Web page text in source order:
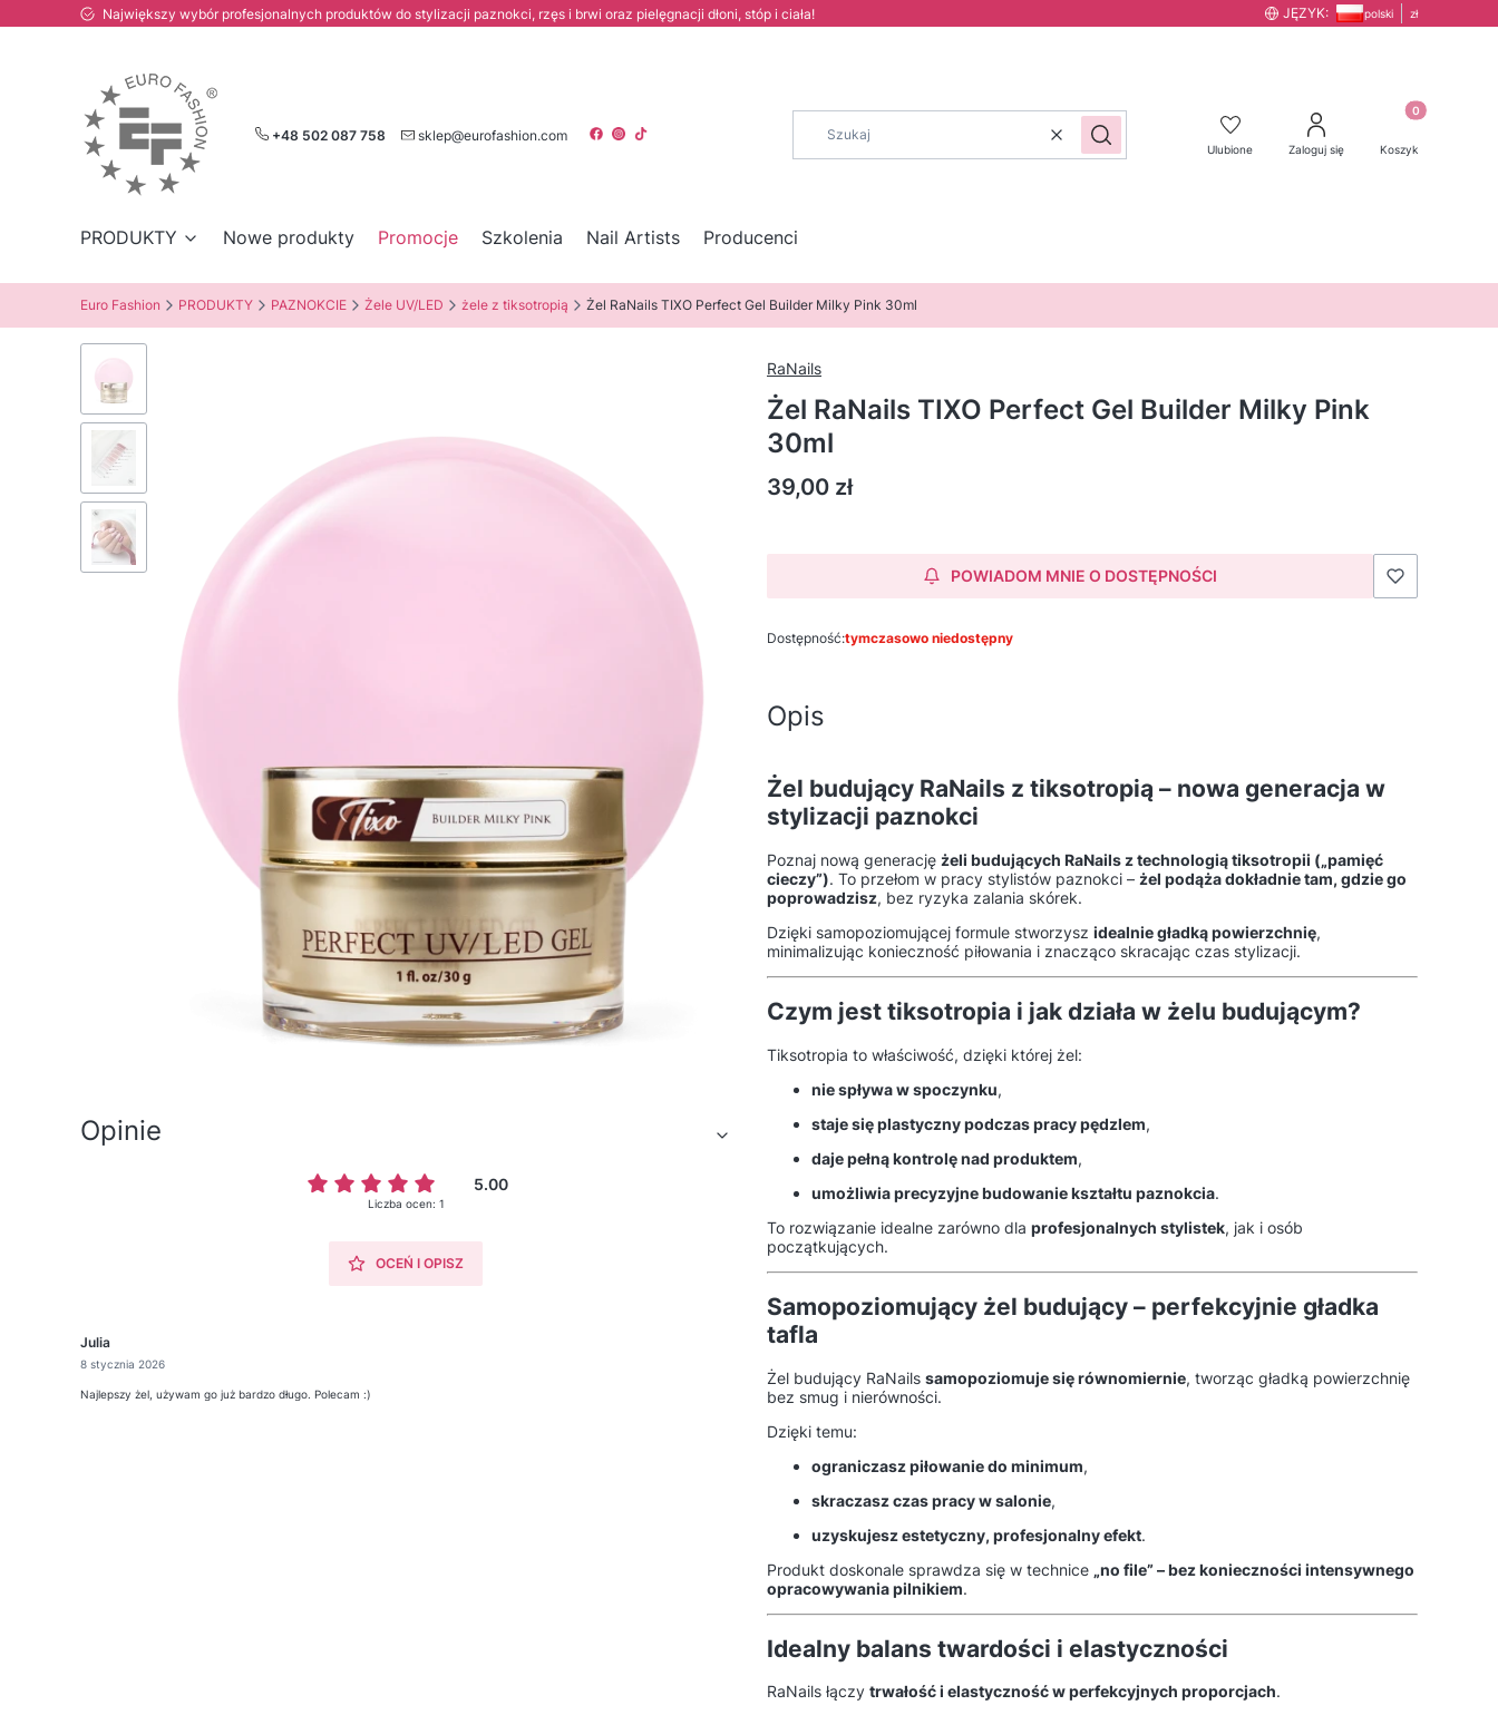
Największy wybór profesjonalnych produktów do stylizacji paznokci, rzęs i brwi oraz pielęgnacji dłoni, stóp i ciała! JĘZYK: polski zł
+48 502 087 758 sklep@eurofashion.com WyczyśćSzukaj Ulubione Zaloguj się
Produkty w
Koszyk
PRODUKTY Nowe produkty Promocje Szkolenia Nail Artists Producenci
Euro Fashion PRODUKTY PAZNOKCIE Żele UV/LED żele z tiksotropią Żel RaNails TIXO Perfect Gel Builder Milky Pink 30ml
Opinie
5.00
Liczba ocen: 1
OCEŃ I OPISZ
Julia
8 stycznia 2026
Najlepszy żel, używam go już bardzo długo. Polecam :)
RaNails
Żel RaNails TIXO Perfect Gel Builder Milky Pink
30ml
Cena
39,00 zł
POWIADOM MNIE O DOSTĘPNOŚCI
Dostępność:tymczasowo niedostępny
Opis
Żel budujący RaNails z tiksotropią – nowa generacja w
stylizacji paznokci
Poznaj nową generację żeli budujących RaNails z technologią tiksotropii („pamięć
cieczy”). To przełom w pracy stylistów paznokci – żel podąża dokładnie tam, gdzie go
poprowadzisz, bez ryzyka zalania skórek.
Dzięki samopoziomującej formule stworzysz idealnie gładką powierzchnię,
minimalizując konieczność piłowania i znacząco skracając czas stylizacji.
Czym jest tiksotropia i jak działa w żelu budującym?
Tiksotropia to właściwość, dzięki której żel:
nie spływa w spoczynku,
staje się plastyczny podczas pracy pędzlem,
daje pełną kontrolę nad produktem,
umożliwia precyzyjne budowanie kształtu paznokcia.
To rozwiązanie idealne zarówno dla profesjonalnych stylistek, jak i osób
początkujących.
Samopoziomujący żel budujący – perfekcyjnie gładka
tafla
Żel budujący RaNails samopoziomuje się równomiernie, tworząc gładką powierzchnię
bez smug i nierówności.
Dzięki temu:
ograniczasz piłowanie do minimum,
skraczasz czas pracy w salonie,
uzyskujesz estetyczny, profesjonalny efekt.
Produkt doskonale sprawdza się w technice „no file” – bez konieczności intensywnego
opracowywania pilnikiem.
Idealny balans twardości i elastyczności
RaNails łączy trwałość i elastyczność w perfekcyjnych proporcjach.